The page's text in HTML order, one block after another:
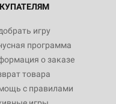
игру
программа
о заказе
товара
с правилами